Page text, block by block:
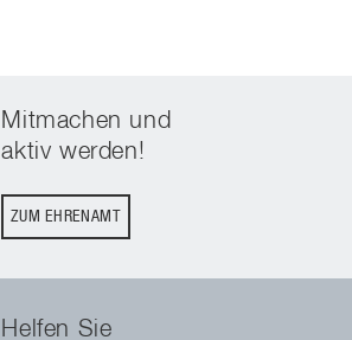
Mitmachen und
aktiv werden!
ZUM EHRENAMT
Helfen Sie